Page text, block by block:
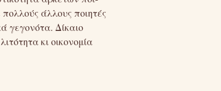
άλλους ποιητές
γεγονότα. Δίκαιο
κι οικονομία